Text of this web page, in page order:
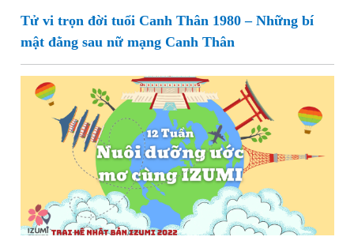
Tử vi trọn đời tuổi Canh Thân 1980 – Những bí
mật đằng sau nữ mạng Canh Thân